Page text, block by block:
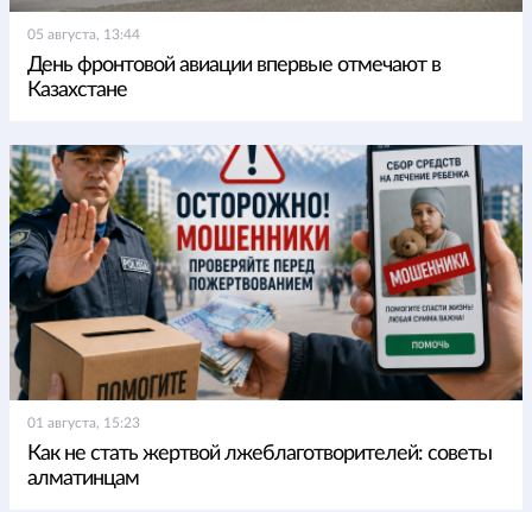
05 августа, 13:44
День фронтовой авиации впервые отмечают в
Казахстане
01 августа, 15:23
Как не стать жертвой лжеблаготворителей: советы
алматинцам